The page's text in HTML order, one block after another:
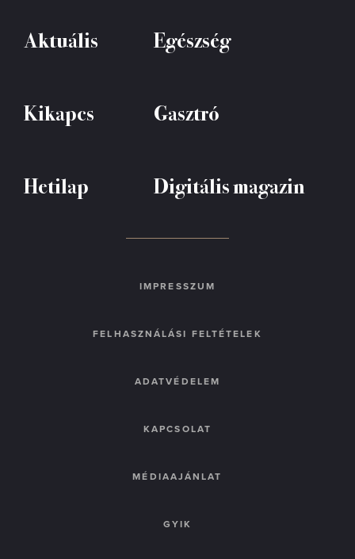
Aktuális Egészség
Kikapcs Gasztró
Hetilap Digitális magazin
IMPRESSZUM
FELHASZNÁLÁSI FELTÉTELEK
ADATVÉDELEM
KAPCSOLAT
MÉDIAAJÁNLAT
GYIK